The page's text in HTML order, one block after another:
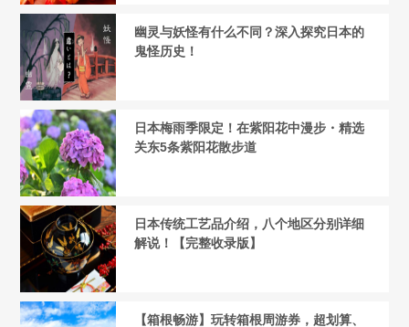
幽灵与妖怪有什么不同？深入探究日本的
鬼怪历史！
日本梅雨季限定！在紫阳花中漫步・精选
关东5条紫阳花散步道
日本传统工艺品介绍，八个地区分别详细
解说！【完整收录版】
【箱根畅游】玩转箱根周游券，超划算、